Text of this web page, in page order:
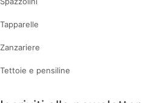
Tapparelle
Zanzariere
Tettoie e pensiline